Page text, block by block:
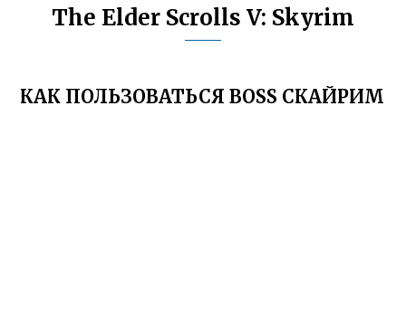
The Elder Scrolls V: Skyrim
КАК ПОЛЬЗОВАТЬСЯ BOSS СКАЙРИМ